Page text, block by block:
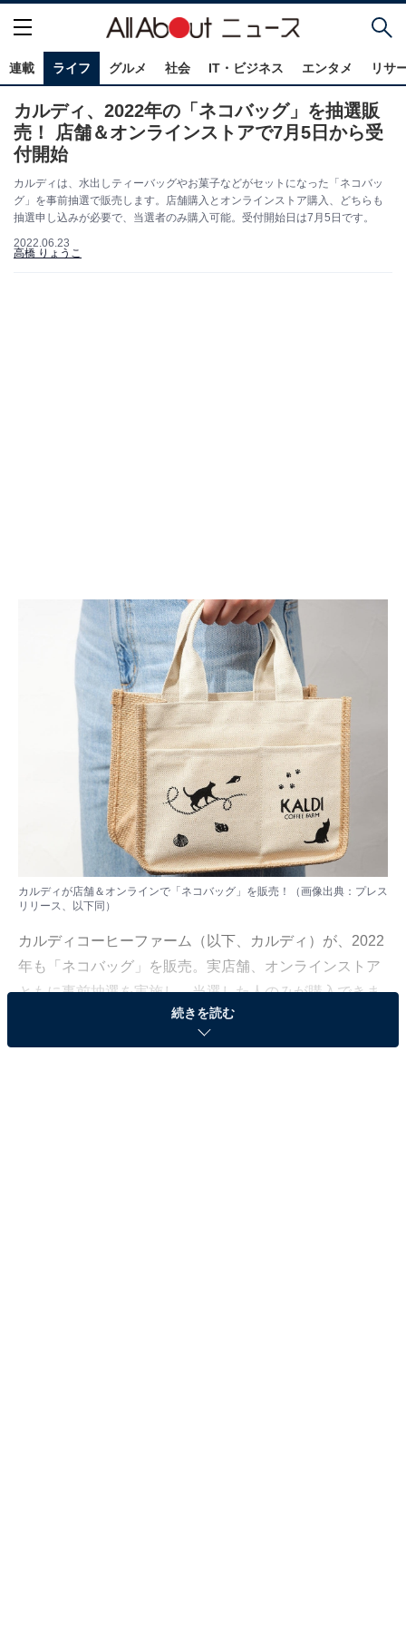
連載 ライフ グルメ 社会 IT・ビジネス エンタメ リサ
カルディ、2022年の「ネコバッグ」を抽選販
売！ 店舗＆オンラインストアで7月5日から受
付開始
カルディは、水出しティーバッグやお菓子などがセットになった「ネコバッ
グ」を事前抽選で販売します。店舗購入とオンラインストア購入、どちらも
抽選申し込みが必要で、当選者のみ購入可能。受付開始日は7月5日です。
2022.06.23
高橋 りょうこ
カルディが店舗＆オンラインで「ネコバッグ」を販売！（画像出典：プレス
リリース、以下同）
カルディコーヒーファーム（以下、カルディ）が、2022
年も「ネコバッグ」を販売。実店舗、オンラインストア
ともに事前抽選を実施し、当選した人のみが購入できま
続きを読む